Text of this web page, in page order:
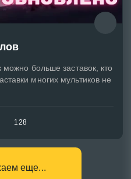
можно больше заставок, кто
многих мультиков не
128
еще...